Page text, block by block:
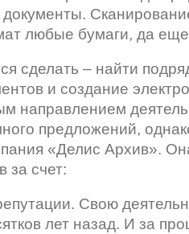
любые бумаги, да
сделать – найти
и создание
направлением
предложений,
«Делис Архив».
за счет:
Свою
лет назад. И за